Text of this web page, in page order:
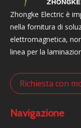
Zhongke Electric è
nella fornitura di
elettromagnetica,
linea per la
Richiesta con
Navigazione